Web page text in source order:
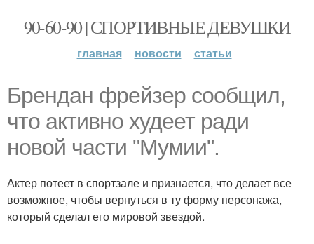
90-60-90 | СПОРТИВНЫЕ ДЕВУШКИ
главная новости статьи
Брендан фрейзер сообщил,
что активно худеет ради
новой части "Мумии".
Актер потеет в спортзале и признается, что делает все
возможное, чтобы вернуться в ту форму персонажа,
который сделал его мировой звездой.